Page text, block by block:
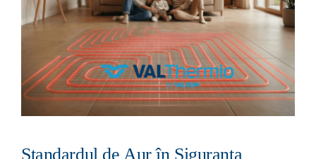
Standardul de Aur în Siguranța